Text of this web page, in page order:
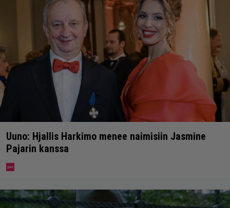
Uuno: Hjallis Harkimo menee naimisiin Jasmine
Pajarin kanssa